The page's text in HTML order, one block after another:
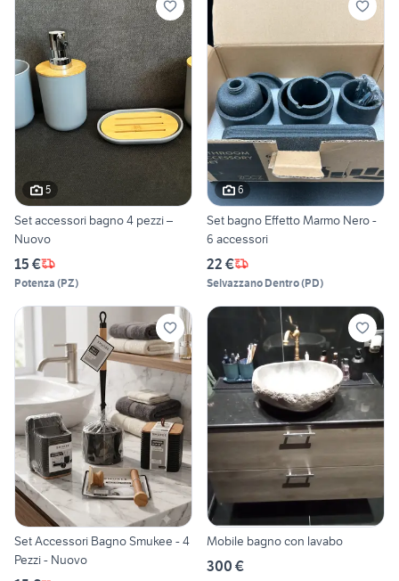
5
Set accessori bagno 4 pezzi –
Nuovo
15 €
Potenza (PZ)
6
Set bagno Effetto Marmo Nero -
6 accessori
22 €
Selvazzano Dentro(PD)
Set Accessori Bagno Smukee - 4
Pezzi - Nuovo
Mobile bagno con lavabo
300 €